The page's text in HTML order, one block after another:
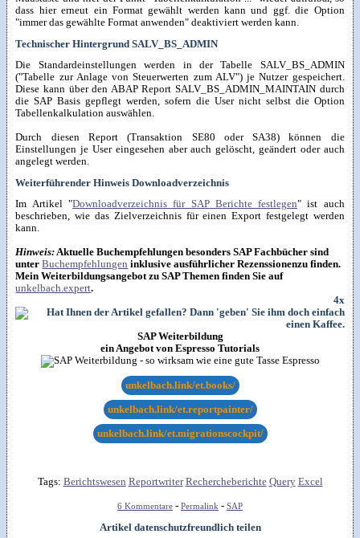
dass hier erneut ein Format gewählt werden kann und ggf. die Option
"immer das gewählte Format anwenden" deaktiviert werden kann.
Technischer Hintergrund SALV_BS_ADMIN
Die Standardeinstellungen werden in der Tabelle SALV_BS_ADMIN
("Tabelle zur Anlage von Steuerwerten zum ALV") je Nutzer gespeichert.
Diese kann über den ABAP Report SALV_BS_ADMIN_MAINTAIN durch
die SAP Basis gepflegt werden, sofern die User nicht selbst die Option
Tabellenkalkulation auswählen.
Durch diesen Report (Transaktion SE80 oder SA38) können die
Einstellungen je User eingesehen aber auch gelöscht, geändert oder auch
angelegt werden.
Weiterführender Hinweis Downloadverzeichnis
Im Artikel "Downloadverzeichnis für SAP Berichte festlegen" ist auch
beschrieben, wie das Zielverzeichnis für einen Export festgelegt werden
kann.
Hinweis:Aktuelle Buchempfehlungen besonders SAP Fachbücher sind
unterBuchempfehlungen inklusive ausführlicher Rezenssionenzu finden.
Mein Weiterbildungsangebot zu SAP Themen finden Sie auf
unkelbach.expert.
4x
SAP Weiterbildung
ein Angebot von Espresso Tutorials
unkelbach.link/et.books/
unkelbach.link/et.reportpainter/
unkelbach.link/et.migrationscockpit/
Tags: Berichtswesen Reportwriter Rechercheberichte Query Excel
6 Kommentare - Permalink - SAP
Artikel datenschutzfreundlich teilen